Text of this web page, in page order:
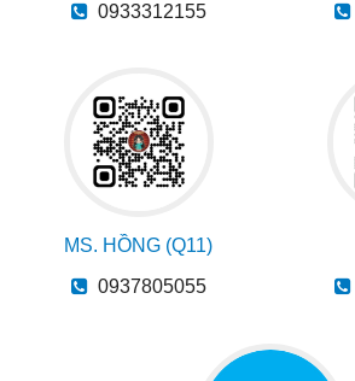
0933312155
MS. HỒNG (Q11)
0937805055